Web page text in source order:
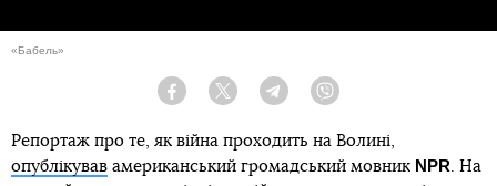
«Бабель»
Facebook Twitter Telegram
Репортаж про те, як війна проходить на Волині,
опублікував американський громадський мовник NPR. На